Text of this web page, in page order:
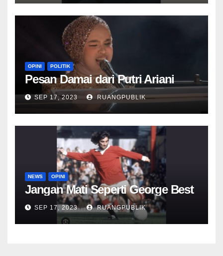
OPINI POLITIK
Pesan Damai dari Putri Ariani
SEP 17, 2023 RUANGPUBLIK
NEWS OPINI
Jangan Mati Seperti George Best
SEP 17, 2023 RUANGPUBLIK